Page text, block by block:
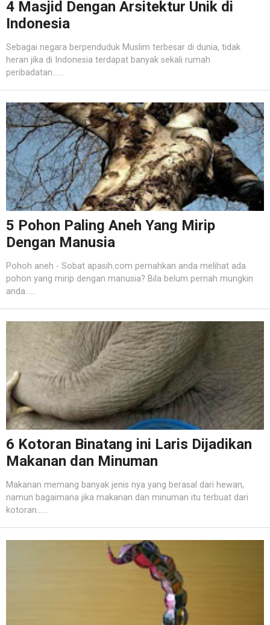
4 Masjid Dengan Arsitektur Unik di
Indonesia
Sebagai negara berpenduduk Muslim terbesar di dunia, tidak
heran jika di Indonesia terdapat banyak sekali rumah
peribadatan......
5 Pohon Paling Aneh Yang Mirip
Dengan Manusia
Pohoh aneh - Sobat apasih.com pernahkan anda melihat ada
pohon yang mirip dengan manusia? Bila belum pernah mungkin
anda......
6 Kotoran Binatang ini Laris Dijadikan
Makanan dan Minuman
Makanan memang banyak jenis nya yang berasal dari hewan,
namun bagaimana jika makanan dan minuman itu terbuat dari
kotoran......